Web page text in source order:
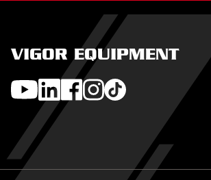
VIGOR EQUIPMENT